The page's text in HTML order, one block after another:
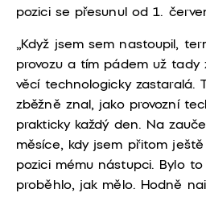
pozici se přesunul od 1.
„Když jsem sem nastoupil,
provozu a tím pádem už tady
věcí technologicky zastaralá.
zběžně znal, jako provozní
prakticky každý den. Na
měsíce, kdy jsem přitom
pozici mému nástupci. Bylo
proběhlo, jak mělo. Hodně